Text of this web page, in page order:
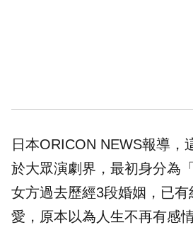
日本ORICON NEWS報導，
於大眾演劇界，最初身分為
女方過去歷經3段婚姻，已
愛，原本以為人生不再有感